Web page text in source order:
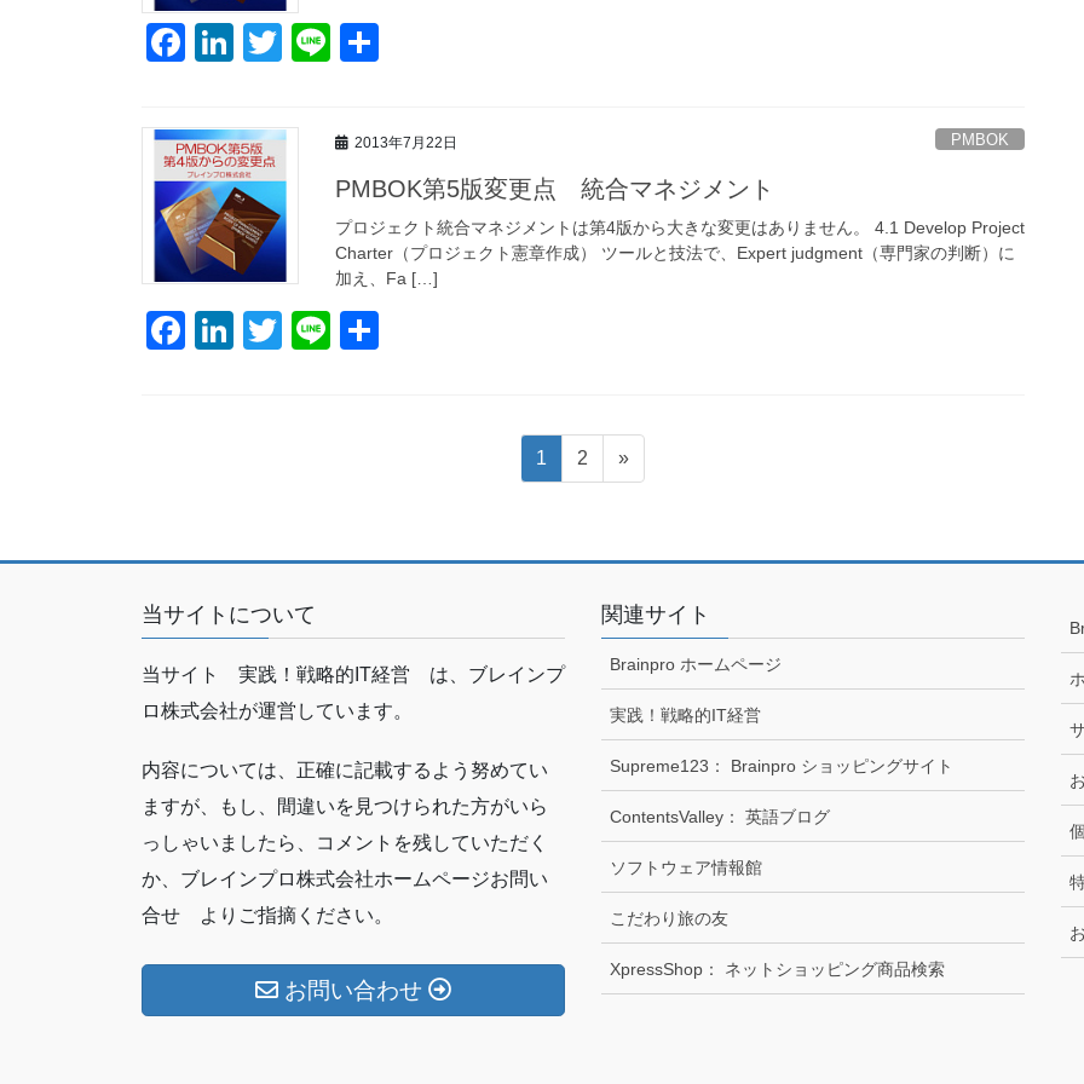
kF
c
e
b
o
o
k
Li
k
e
dI
n
T
tt
Li
2013年7月22日 PMBOK
PMBOK第5版変更点 統合マネジメント
プロジェクト統合マネジメントは第4版から大きな変更はありません。 4.1 Develop Project
Charter（プロジェクト憲章作成） ツールと技法で、Expert judgment（専門家の判断）に
加え、Fa […]
F
o
k
Li
T
Li
ビ
ゲ
シ
ン
固
定
1
固
定
2 »
当サイトについて
当サイト 実践！戦略的IT経営 は、ブレインプ
ロ株式会社が運営しています。
内容については、正確に記載するよう努めてい
ますが、もし、間違いを見つけられた方がいら
っしゃいましたら、コメントを残していただく
か、ブレインプロ株式会社ホームページお問い
合せ よりご指摘ください。
お問い合わせ
関連サイト
Brainpro ホームページ
実践！戦略的IT経営
Supreme123： Brainpro ショッピングサイト
ContentsValley： 英語ブログ
ソフトウェア情報館
こだわり旅の友
XpressShop： ネットショッピング商品検索